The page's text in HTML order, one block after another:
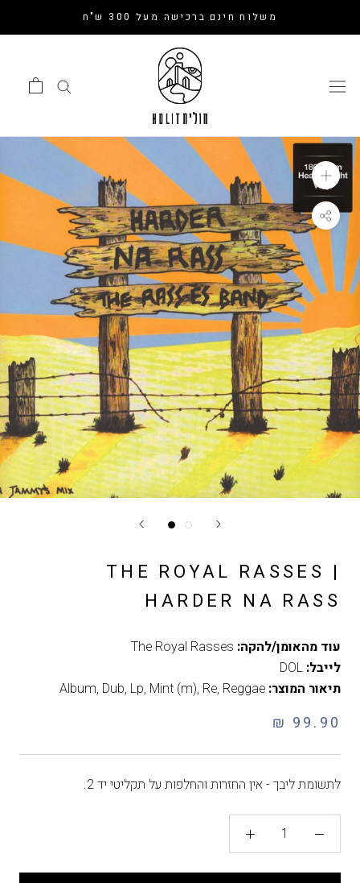
משלוח חינם ברכישה מעל 300 ש"ח
THE ROYAL RASSES |
HARDER NA RASS
עוד מהאומן/להקה: The Royal Rasses
לייבל: DOL
תיאור המוצר:
Album, Dub, Lp, Mint (m), Re, Reggae
99.90 ₪
לתשומת ליבך - אין החזרות והחלפות על תקליטי יד 2.